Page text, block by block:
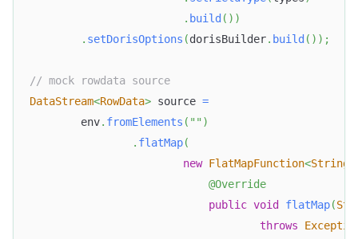
. build ( ) )
. setDorisOptions (dorisBuilder. build ( ) ) ;
// mock rowdata source
DataStream<RowData> source =
        env
. fromElements ( "" )
. flatMap(
new FlatMapFunction<String
@Override
public void flatMap(
throws